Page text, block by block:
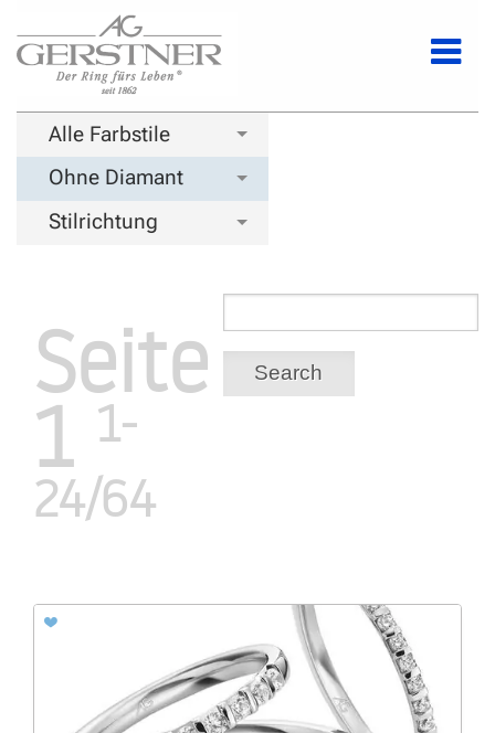
Alle Farbstile
Ohne Diamant
Stilrichtung
Search
Seite
1 1-
24/64